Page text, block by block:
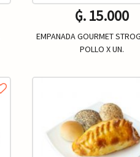
₲. 15.000
EMPANADA GOURMET
POLLO X UN.